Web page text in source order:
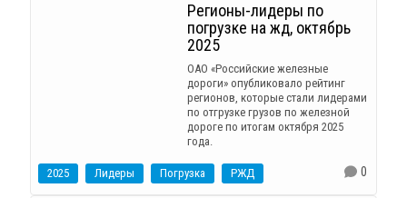
Регионы-лидеры по
погрузке на жд, октябрь
2025
ОАО «Российские железные
дороги» опубликовало рейтинг
регионов, которые стали лидерами
по отгрузке грузов по железной
дороге по итогам октября 2025
года.
2025 Лидеры Погрузка РЖД 0